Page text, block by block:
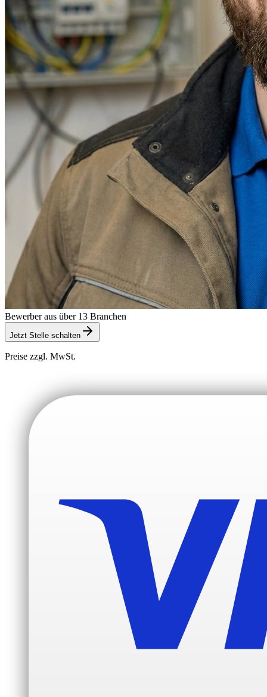
Bewerber aus über 13 Branchen
Jetzt Stelle schalten
Preise zzgl. MwSt.